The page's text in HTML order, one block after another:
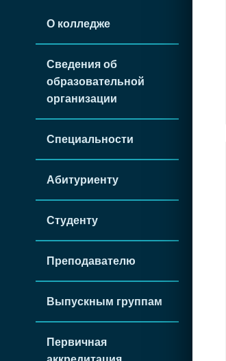
О колледже
Сведения об
образовательной
организации
Специальности
Абитуриенту
Студенту
Преподавателю
Выпускным группам
Первичная